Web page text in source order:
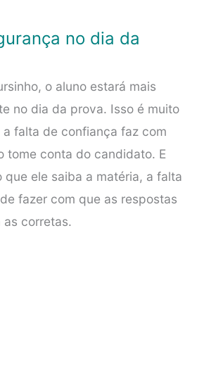
no dia da
o aluno estará mais
no dia da prova. Isso é muito
falta de confiança faz com
tome conta do candidato. E
que ele saiba a matéria, a falta
fazer com que as respostas
as corretas.